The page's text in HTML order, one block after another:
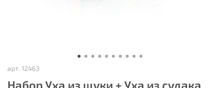
арт. 12463
Набор Уха из щуки + Уха из судака